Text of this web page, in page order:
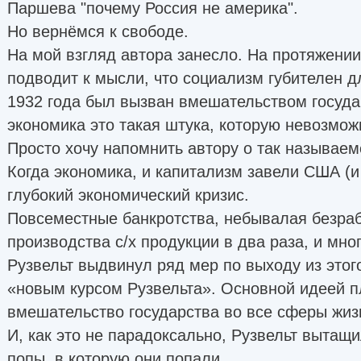
Паршева "почему Россия не америка".
Но вернёмся к свободе.
На мой взгляд автора занесло. На
подводит к мысли, что социализм губителен
1932 года был вызван вмешательством
экономика это такая штука, которую
Просто хочу напомнить автору о так
Когда экономика, и капитализм завели США
глубокий экономический кризис.
Повсеместные банкротства, небывалая
производства с/х продукции в два раза, и
Рузвельт выдвинул ряд мер по выходу из
«новым курсом Рузвельта». Основной идеей
вмешательство государства во все сферы
И, как это не парадоксально, Рузвельт